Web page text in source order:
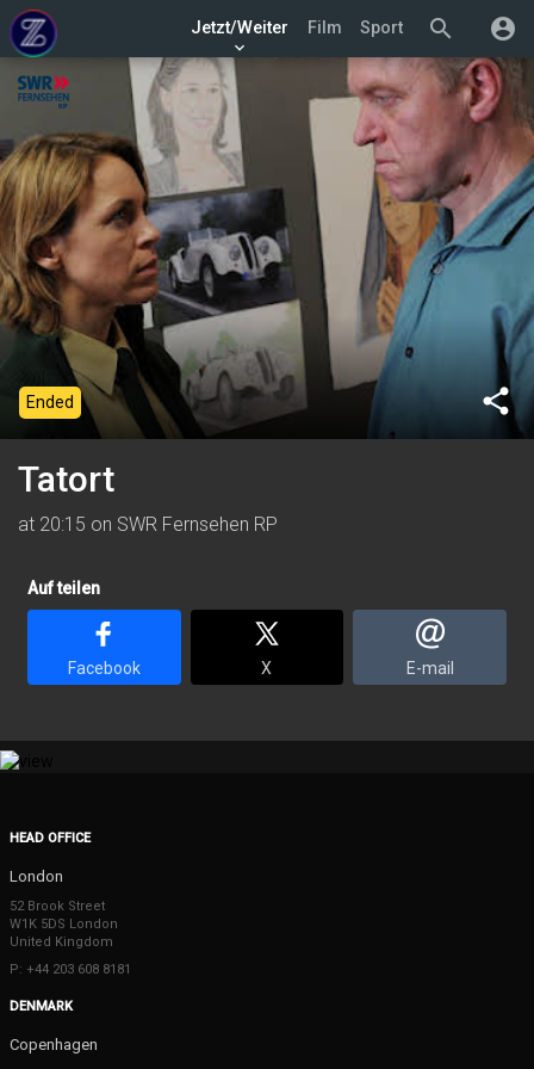
search account_circle
Jetzt/Weiter
keyboard_arrow_down
Film Sport
share
Ended
Tatort
at 20:15 on SWR Fernsehen RP
Auf teilen
Facebook X E-mail
HEAD OFFICE
London
52 Brook Street
W1K 5DS London
United Kingdom
P: +44 203 608 8181
DENMARK
Copenhagen